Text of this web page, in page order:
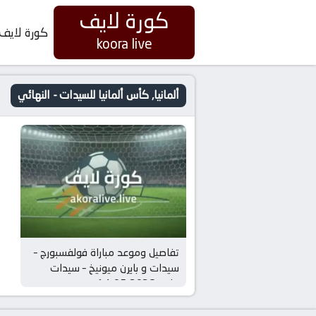
كورة لايف
koora live
كورة
ألمانيا, كأس ألمانيا للسيدات - النهائي
تفاصيل وموعد مباراة فولفسبورج –
سيدات و بايرن ميونيخ – سيدات
بتاريخ 2026-05-14 في دوري
ألمانيا, كأس ألمانيا للسيدات –